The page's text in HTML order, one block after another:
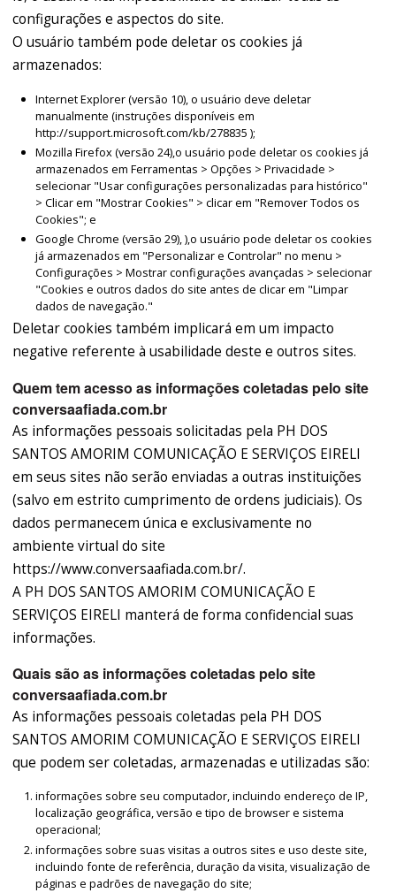
configurações e aspectos do site.
O usuário também pode deletar os cookies já
armazenados:
Internet Explorer (versão 10), o usuário deve deletar
manualmente (instruções disponíveis em
http://support.microsoft.com/kb/278835 );
Mozilla Firefox (versão 24),o usuário pode deletar os cookies já
armazenados em Ferramentas > Opções > Privacidade >
selecionar "Usar configurações personalizadas para histórico"
> Clicar em "Mostrar Cookies" > clicar em "Remover Todos os
Cookies"; e
Google Chrome (versão 29), ),o usuário pode deletar os cookies
já armazenados em "Personalizar e Controlar" no menu >
Configurações > Mostrar configurações avançadas > selecionar
"Cookies e outros dados do site antes de clicar em "Limpar
dados de navegação."
Deletar cookies também implicará em um impacto
negative referente à usabilidade deste e outros sites.
Quem tem acesso as informações coletadas pelo site
conversaafiada.com.br
As informações pessoais solicitadas pela PH DOS
SANTOS AMORIM COMUNICAÇÃO E SERVIÇOS EIRELI
em seus sites não serão enviadas a outras instituições
(salvo em estrito cumprimento de ordens judiciais). Os
dados permanecem única e exclusivamente no
ambiente virtual do site
https://www.conversaafiada.com.br/.
A PH DOS SANTOS AMORIM COMUNICAÇÃO E
SERVIÇOS EIRELI manterá de forma confidencial suas
informações.
Quais são as informações coletadas pelo site
conversaafiada.com.br
As informações pessoais coletadas pela PH DOS
SANTOS AMORIM COMUNICAÇÃO E SERVIÇOS EIRELI
que podem ser coletadas, armazenadas e utilizadas são:
informações sobre seu computador, incluindo endereço de IP,
localização geográfica, versão e tipo de browser e sistema
operacional;
informações sobre suas visitas a outros sites e uso deste site,
incluindo fonte de referência, duração da visita, visualização de
páginas e padrões de navegação do site;